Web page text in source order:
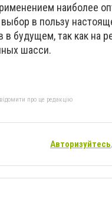
наиболее
в пользу
в будущем, так как на
шасси.
про це редакцію
Авторизуйтесь